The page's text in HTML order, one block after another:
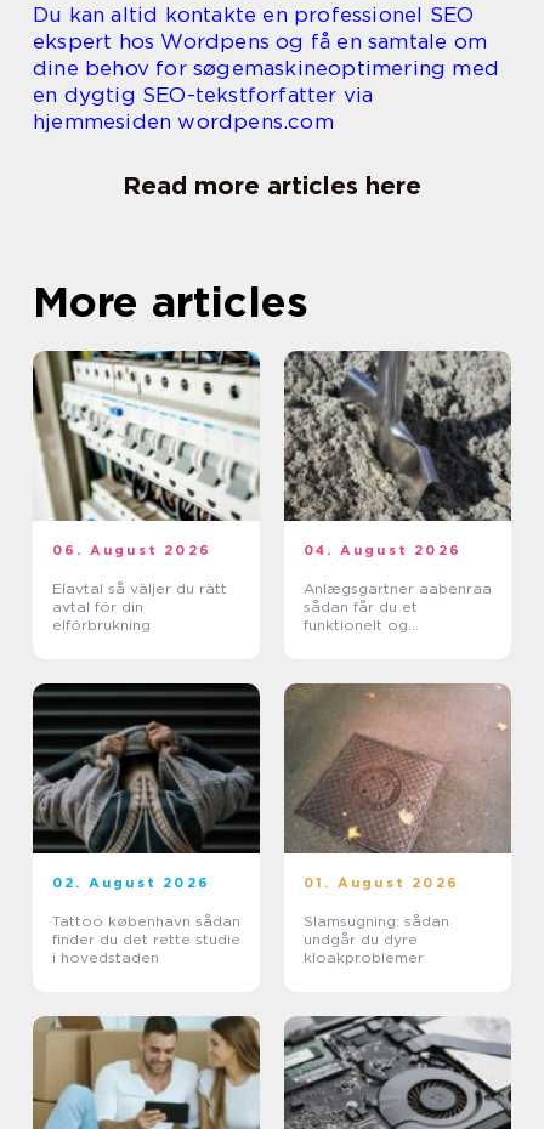
Du kan altid kontakte en professionel SEO
ekspert hos Wordpens og få en samtale om
dine behov for søgemaskineoptimering med
en dygtig SEO-tekstforfatter via
hjemmesiden wordpens.com
Read more articles here
More articles
06. August 2026
Elavtal så väljer du rätt
avtal för din
elförbrukning
04. August 2026
Anlægsgartner aabenraa
sådan får du et
funktionelt og
02. August 2026
Tattoo københavn sådan
finder du det rette studie
i hovedstaden
01. August 2026
Slamsugning: sådan
undgår du dyre
kloakproblemer